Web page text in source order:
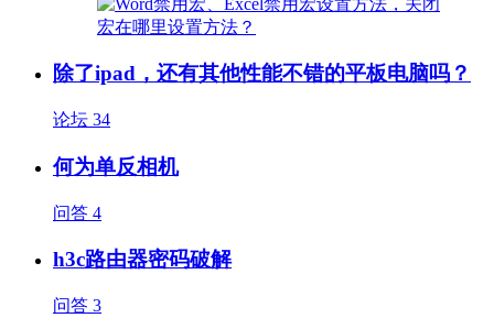
除了ipad，还有其他性能不错的平板电脑吗？
论坛 34
何为单反相机
问答 4
h3c路由器密码破解
问答 3